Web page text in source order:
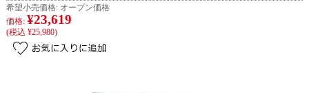
希望小売価格: オープン価格
価格: ¥23,619
(税込 ¥25,980)